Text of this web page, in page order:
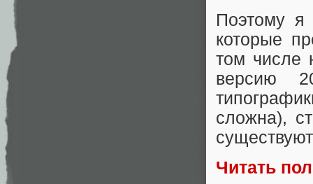
Поэтому я
которые
том числе
версию
сложна),
Читать